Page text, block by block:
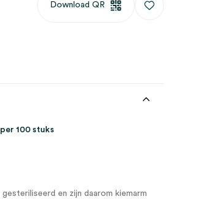
Download QR
100 stuks
en zijn daarom kiemarm